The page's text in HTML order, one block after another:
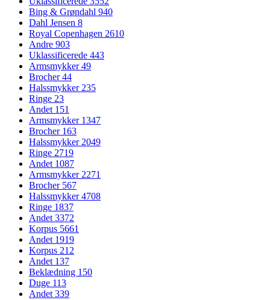
Bing & Grøndahl 940
Dahl Jensen 8
Royal Copenhagen 2610
Andre 903
Uklassificerede 443
Armsmykker49
Brocher44
Halssmykker235
Ringe 23
Andet 151
Armsmykker 1347
Brocher 163
Halssmykker2049
Ringe 2719
Andet 1087
Armsmykker2271
Brocher 567
Halssmykker4708
Ringe 1837
Andet3372
Korpus 5661
Andet 1919
Korpus 212
Andet 137
Beklædning 150
Duge 113
Andet339